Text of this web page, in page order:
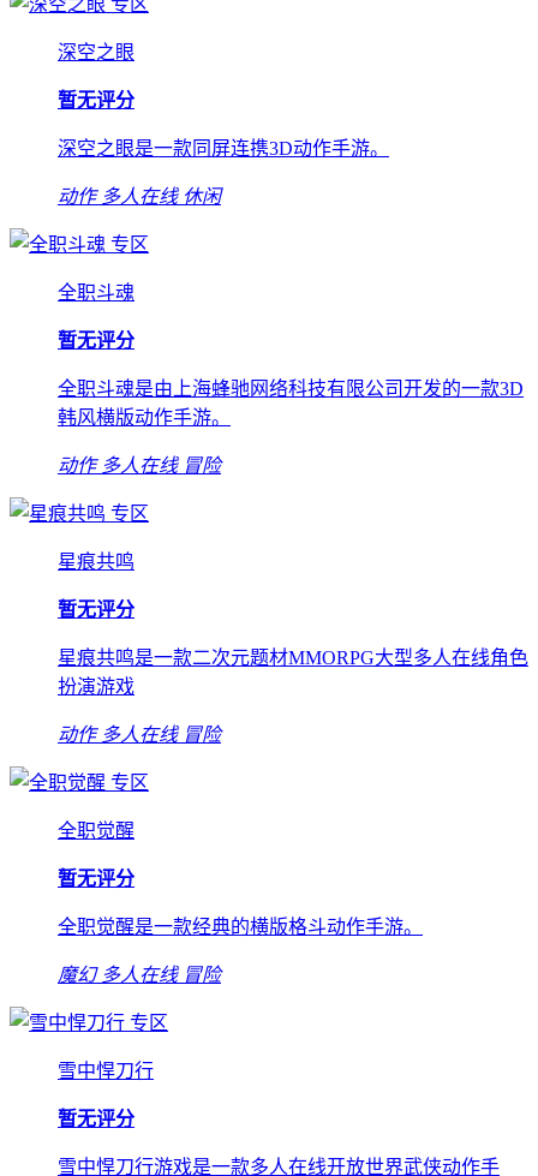
专区
深空之眼
暂无评分
深空之眼是一款同屏连携3D动作手游。
动作 多人在线 休闲
专区
全职斗魂
暂无评分
全职斗魂是由上海蜂驰网络科技有限公司开发的一款3D
韩风横版动作手游。
动作 多人在线 冒险
专区
星痕共鸣
暂无评分
星痕共鸣是一款二次元题材MMORPG大型多人在线角色
扮演游戏
动作 多人在线 冒险
专区
全职觉醒
暂无评分
全职觉醒是一款经典的横版格斗动作手游。
魔幻 多人在线 冒险
专区
雪中悍刀行
暂无评分
雪中悍刀行游戏是一款多人在线开放世界武侠动作手